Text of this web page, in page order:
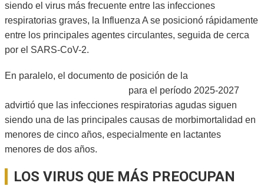
siendo el virus más frecuente entre las infecciones
respiratorias graves, la Influenza A se posicionó rápidamente
entre los principales agentes circulantes, seguida de cerca
por el SARS-CoV-2.
En paralelo, el documento de posición de la
para el período 2025-2027
advirtió que las infecciones respiratorias agudas siguen
siendo una de las principales causas de morbimortalidad en
menores de cinco años, especialmente en lactantes
menores de dos años.
LOS VIRUS QUE MÁS PREOCUPAN